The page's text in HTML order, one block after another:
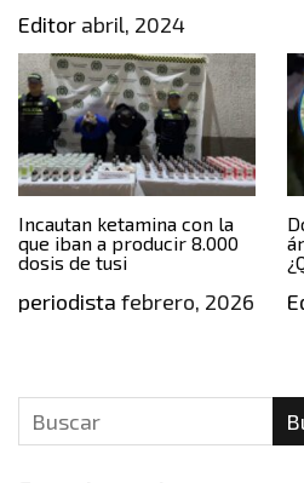
Editor abril, 2024
Incautan ketamina con la
que iban a producir 8.000
dosis de tusi
periodista febrero, 2026